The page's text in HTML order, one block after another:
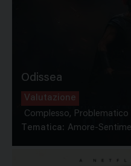
Odissea
Valutazione
Complesso, Problematico
Tematica: Amore-